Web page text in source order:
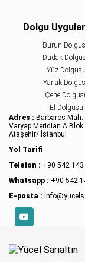
Dolgu
Burun
Dudak
Yüz Dolgusu
Yanak
Çene
El Dolgusu
Adres : Barbaros
Varyap Meridian A
Ataşehir/ İstanbul
Yol Tarifi
Telefon : +90 542 143
Whatsapp : +90 542
E-posta :
YouTube